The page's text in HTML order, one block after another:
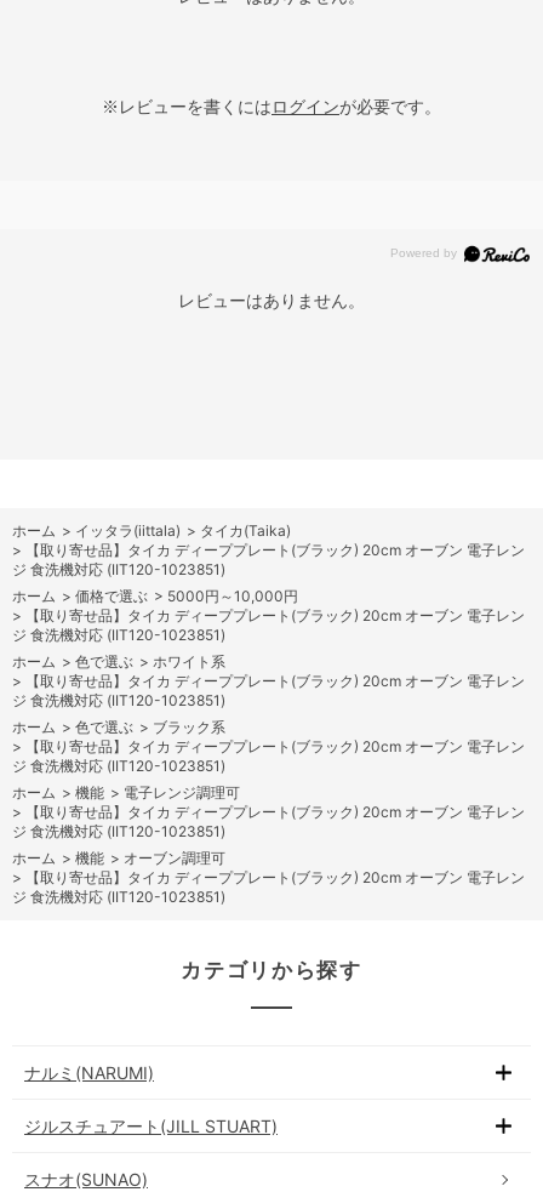
※レビューを書くにはログインが必要です。
レビューはありません。
ホーム > イッタラ(iittala) > タイカ(Taika)
>
【取り寄せ品】タイカ ディーププレート(ブラック) 20cm オーブン 電子レン
ジ 食洗機対応 (IIT120-1023851)
ホーム > 価格で選ぶ > 5000円～10,000円
>
【取り寄せ品】タイカ ディーププレート(ブラック) 20cm オーブン 電子レン
ジ 食洗機対応 (IIT120-1023851)
ホーム > 色で選ぶ > ホワイト系
>
【取り寄せ品】タイカ ディーププレート(ブラック) 20cm オーブン 電子レン
ジ 食洗機対応 (IIT120-1023851)
ホーム > 色で選ぶ > ブラック系
>
【取り寄せ品】タイカ ディーププレート(ブラック) 20cm オーブン 電子レン
ジ 食洗機対応 (IIT120-1023851)
ホーム > 機能 > 電子レンジ調理可
>
【取り寄せ品】タイカ ディーププレート(ブラック) 20cm オーブン 電子レン
ジ 食洗機対応 (IIT120-1023851)
ホーム > 機能 > オーブン調理可
>
【取り寄せ品】タイカ ディーププレート(ブラック) 20cm オーブン 電子レン
ジ 食洗機対応 (IIT120-1023851)
カテゴリから探す
ナルミ(NARUMI)
ジルスチュアート(JILL STUART)
スナオ(SUNAO)